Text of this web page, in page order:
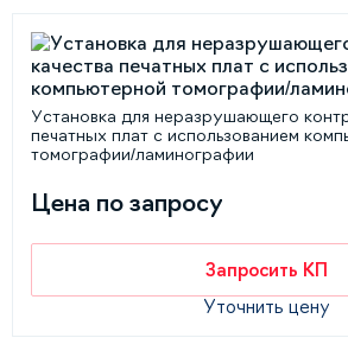
Установка для неразрушающего
печатных плат с использованием
томографии/ламинографии
Цена по запросу
Запросить КП
Уточнить цену